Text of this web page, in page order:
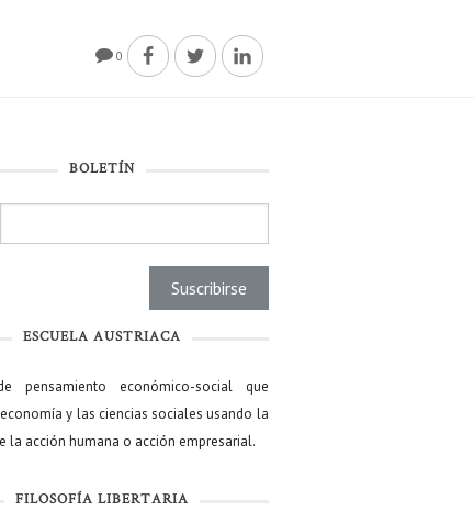
0
BOLETÍN
ESCUELA AUSTRIACA
pensamiento económico-social que
y las ciencias sociales usando la
la acción humana o acción empresarial.
FILOSOFÍA LIBERTARIA